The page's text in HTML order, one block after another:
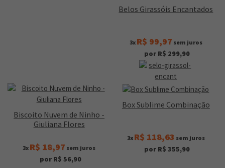
Belos Girassóis Encantados
3x R$ 99,97 sem juros
por R$ 299,90
Biscoito Nuvem de Ninho -
Giuliana Flores
3x R$ 18,97 sem juros
por R$ 56,90
Box Sublime Combinação
3x R$ 118,63 sem juros
por R$ 355,90